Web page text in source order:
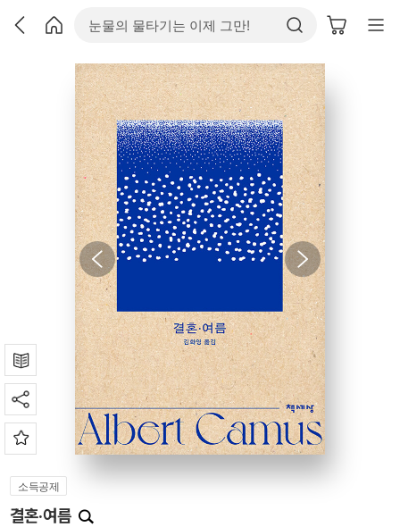
소득공제
결혼·여름